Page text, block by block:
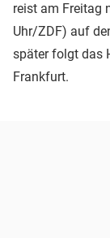
reist am Freitag
Uhr/ZDF) auf
später folgt das
Frankfurt.